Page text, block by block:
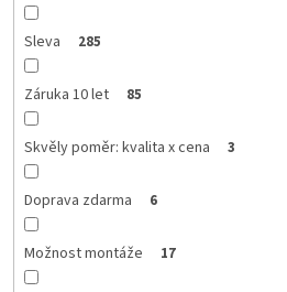
Sleva 285
Záruka 10 let 85
Skvěly poměr: kvalita x cena 3
Doprava zdarma 6
Možnost montáže 17